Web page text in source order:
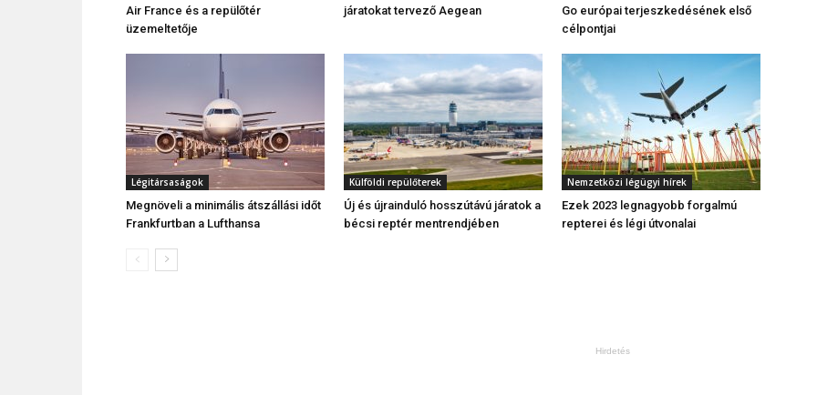
Air France és a repülőtér
üzemeltetője
járatokat tervező Aegean
Go európai terjeszkedésének első
célpontjai
Légitársaságok
Megnöveli a minimális átszállási időt
Frankfurtban a Lufthansa
Külföldi repülőterek
Új és újrainduló hosszútávú járatok a
bécsi reptér mentrendjében
Nemzetközi légügyi hírek
Ezek 2023 legnagyobb forgalmú
repterei és légi útvonalai
Hirdetés